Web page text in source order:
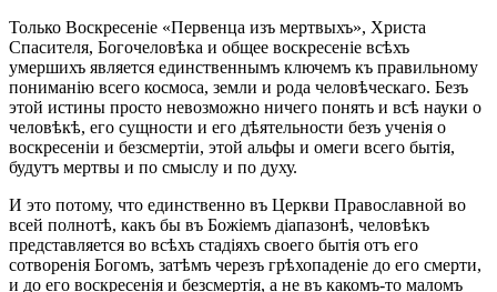
Только Воскресеніе «Первенца изъ мертвыхъ», Христа
Спасителя, Богочеловѣка и общее воскресеніе всѣхъ
умершихъ является единственнымъ ключемъ къ правильному
пониманію всего космоса, земли и рода человѣческаго. Безъ
этой истины просто невозможно ничего понять и всѣ науки о
человѣкѣ, его сущности и его дѣятельности безъ ученія о
воскресеніи и безсмертіи, этой альфы и омеги всего бытія,
будутъ мертвы и по смыслу и по духу.
И это потому, что единственно въ Церкви Православной во
всей полнотѣ, какъ бы въ Божіемъ діапазонѣ, человѣкъ
представляется во всѣхъ стадіяхъ своего бытія отъ его
сотворенія Богомъ, затѣмъ черезъ грѣхопаденіе до его смерти,
и до его воскресенія и безсмертія, а не въ какомъ-то маломъ